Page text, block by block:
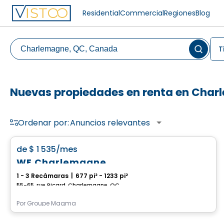
ResidentialCommercialRegionesBlog
Nuevas propiedades en renta en
Ordenar por:Anuncios relevantesCondominio/Apartamento
de $ 1 535/mes
WE Charlemagne
1 - 3 Recámaras 677 pi² - 1233 pi²
55-65, rue Picard, Charlemagne, QC
Por Groupe Magma